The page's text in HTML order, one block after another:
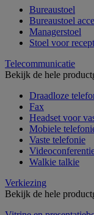
Bureaustoel
Bureaustoel
Managerstoel
Stoel voor
Telecommunicatie
Bekijk de hele
Draadloze
Fax
Headset voor
Mobiele
Vaste telefonie
Walkie talkie
Verkiezing
Bekijk de hele